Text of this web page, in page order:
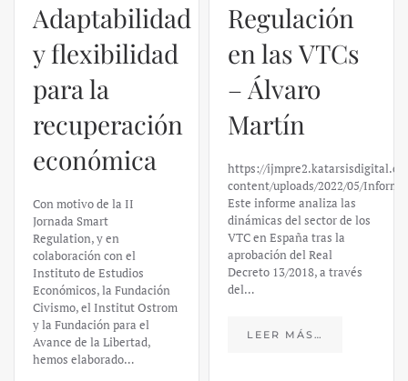
Regulación
en las VTCs
– Álvaro
Martín
https://ijmpre2.katarsisdigital.com/wp-
content/uploads/2022/05/Informe_sobre_las_VTC.pdf
Este informe analiza las
dinámicas del sector de los
VTC en España tras la
aprobación del Real
Decreto 13/2018, a través
del…
LEER MÁS…
El caso de
Silicon
Valley Bank:
un análisis
financiero –
Daniel
Fernández